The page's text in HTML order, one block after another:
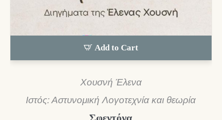
Add to Cart
Χουσνή Έλενα
Ιστός: Αστυνομική Λογοτεχνία και θεωρία